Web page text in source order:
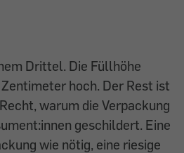
Drittel. Die Füllhöhe
hoch. Der Rest ist
warum die Verpackung
geschildert. Eine
wie nötig, eine riesige